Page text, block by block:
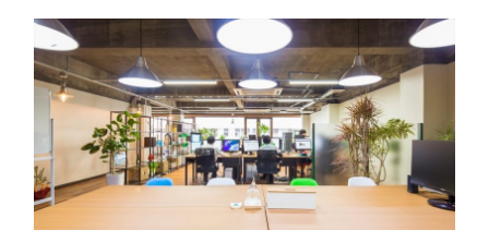
会社概要
採用情報
お役立ち情報
Web Produce
リーピーが選ばれる理由
Webサイト制作